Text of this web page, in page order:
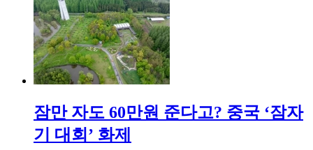
잠만 자도 60만원 준다고? 중국 ‘잠자
기 대회’ 화제